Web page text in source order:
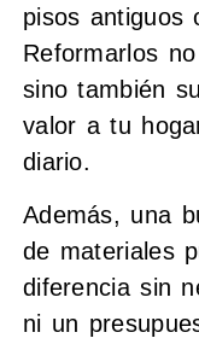
pisos antiguos
Reformarlos
sino también
valor a tu
diario.
Además, una
de materiales
diferencia sin
ni un